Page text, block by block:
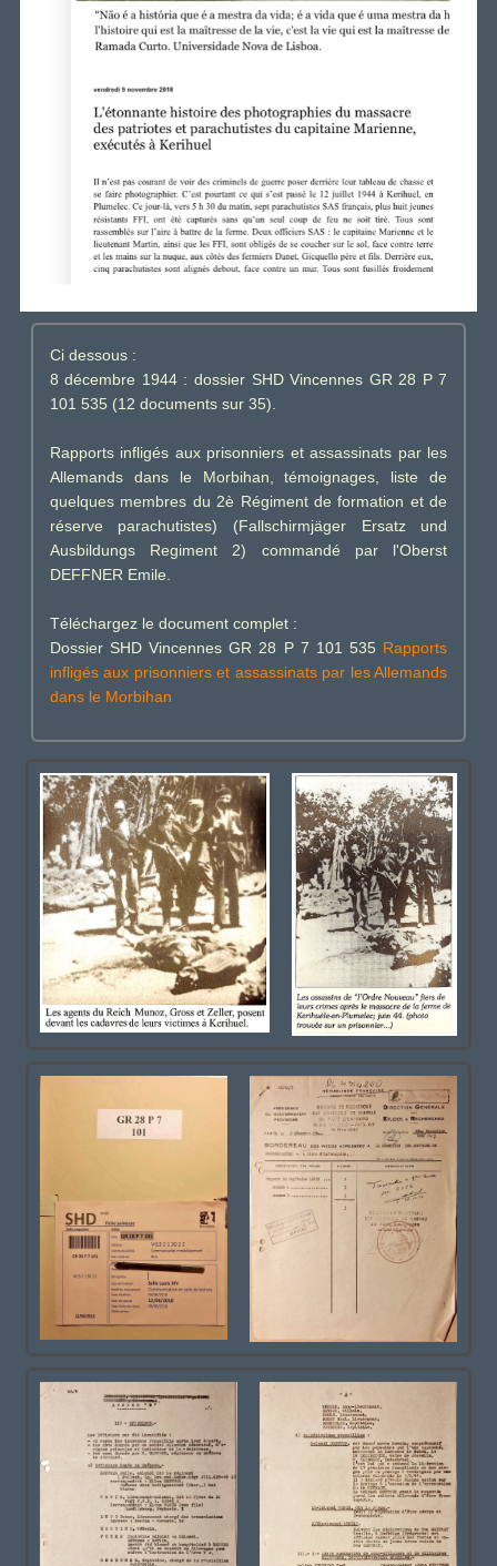
Ci dessous :
8 décembre 1944 : dossier SHD Vincennes GR 28 P 7
101 535 (12 documents sur 35).
Rapports infligés aux prisonniers et assassinats par les
Allemands dans le Morbihan, témoignages, liste de
quelques membres du 2è Régiment de formation et de
réserve parachutistes) (Fallschirmjäger Ersatz und
Ausbildungs Regiment 2) commandé par l'Oberst
DEFFNER Emile.
Téléchargez le document complet :
Dossier SHD Vincennes GR 28 P 7 101 535 Rapports
infligés aux prisonniers et assassinats par les Allemands
dans le Morbihan